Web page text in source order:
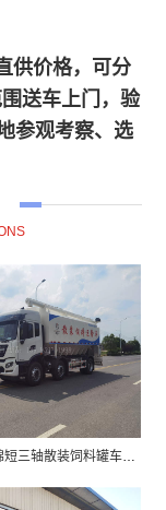
供价格，可分
送车上门，验
参观考察、选
国六东风天锦短三轴散装饲料罐车价格图片